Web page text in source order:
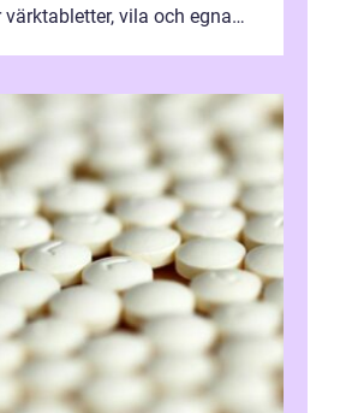
vila och egna